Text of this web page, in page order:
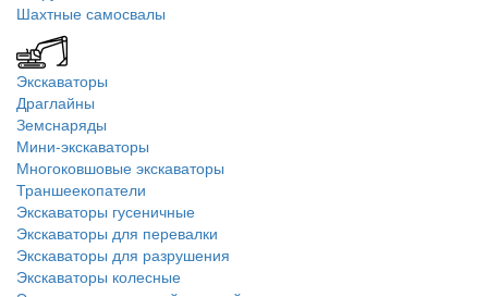
Шахтные самосвалы
Экскаваторы
Драглайны
Земснаряды
Мини-экскаваторы
Многоковшовые экскаваторы
Траншеекопатели
Экскаваторы гусеничные
Экскаваторы для перевалки
Экскаваторы для разрушения
Экскаваторы колесные